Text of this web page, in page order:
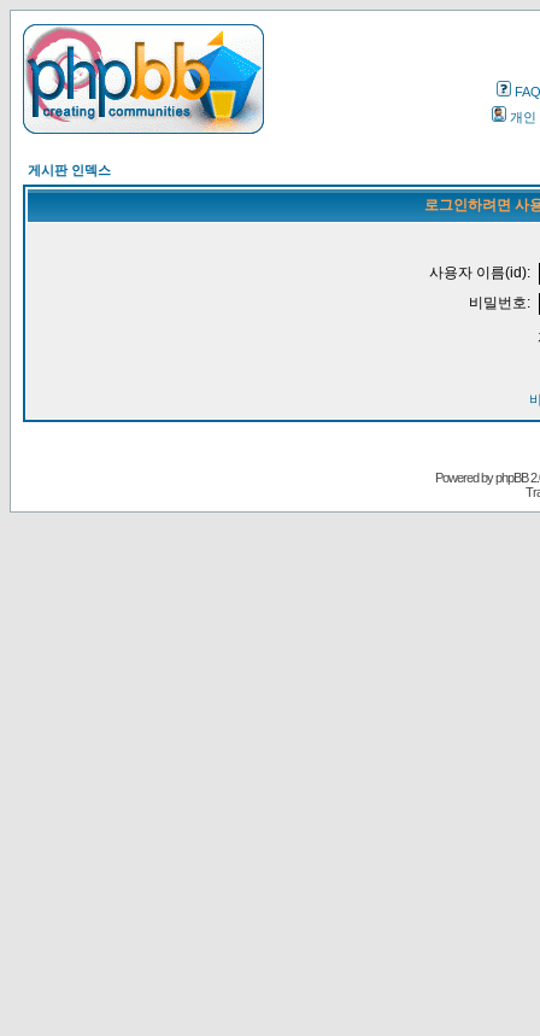
FAQ
개인
게시판 인덱스
로그인하려면 사
사용자 이름(id):
비밀번호:
Powered byphpBB